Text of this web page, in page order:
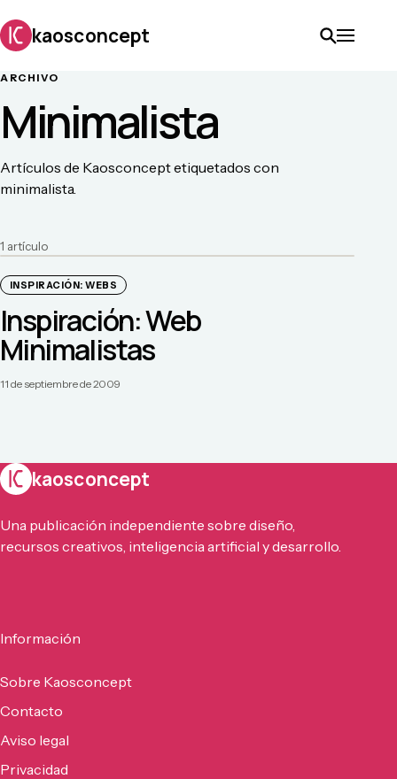
kaosconcept
ARCHIVO
Minimalista
Artículos de Kaosconcept etiquetados con
minimalista.
1 artículo
INSPIRACIÓN: WEBS
Inspiración: Web
Minimalistas
11 de septiembre de 2009
kaosconcept
Una publicación independiente sobre diseño,
recursos creativos, inteligencia artificial y desarrollo.
Información
Sobre Kaosconcept
Contacto
Aviso legal
Privacidad